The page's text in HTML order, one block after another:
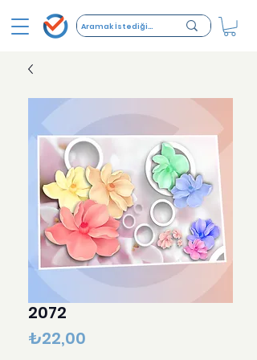
2072
₺22,00